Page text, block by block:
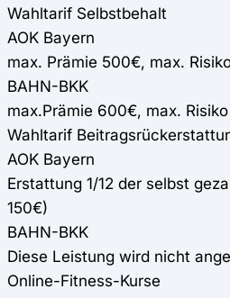
Wahltarif Selbstbehalt
AOK Bayern
max. Prämie 500€, max.
BAHN-BKK
max.Prämie 600€, max.
Wahltarif
AOK Bayern
Erstattung 1/12 der selbst
150€)
BAHN-BKK
Diese Leistung wird nicht
Online-Fitness-Kurse